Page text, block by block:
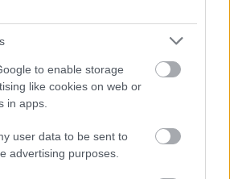
to enable storage
like cookies on web or
in apps.
user data to be sent to
advertising purposes.